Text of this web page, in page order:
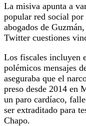
La misiva apunta a
popular red social
abogados de
Twitter cuestiones
Los fiscales incluyen
polémicos mensajes
aseguraba que el
preso desde 2014 en
un paro cardíaco,
ser extraditado para
Chapo.